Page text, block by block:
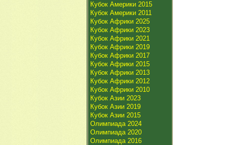
Кубок Америки 2015
Кубок Америки 2011
Кубок Африки 2025
Кубок Африки 2023
Кубок Африки 2021
Кубок Африки 2019
Кубок Африки 2017
Кубок Африки 2015
Кубок Африки 2013
Кубок Африки 2012
Кубок Африки 2010
Кубок Азии 2023
Кубок Азии 2019
Кубок Азии 2015
Олимпиада 2024
Олимпиада 2020
Олимпиада 2016